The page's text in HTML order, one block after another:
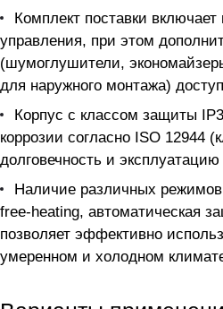
Комплект поставки
управления, при этом
(шумоглушители,
для наружного монтажа)
Корпус с классом защиты
коррозии согласно ISO 12944
долговечность и
Наличие различных
free-heating, автоматическая
позволяет эффективно
умеренном и холодном